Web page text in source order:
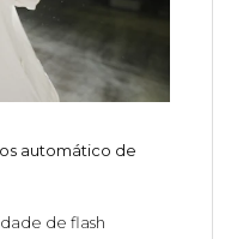
automático de
de flash